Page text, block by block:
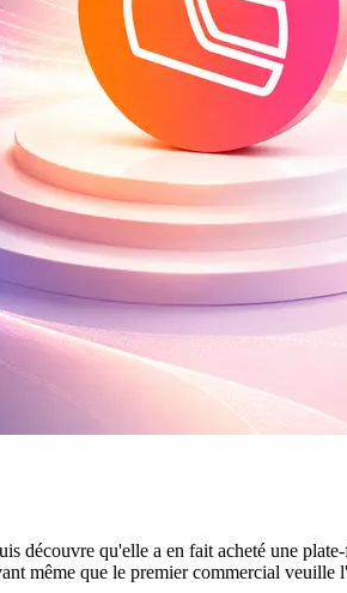
découvre qu'elle a en fait acheté une
même que le premier commercial veuille